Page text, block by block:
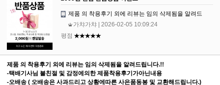
제품 의 착용후기 외에 리뷰는 임의 삭제됨을 알려드
가챠가챠 | 2026-02-05 10:09:24
평점 ★★★★★
제품 의 착용후기 외에 리뷰는 임의 삭제됨을 알려드립니다.!!
-택배기사님 불친절 및 감정에의한 제품착용후기가아닌내용
-오배송 ( 오배송은 사과드리고 상황에따른 사은품동봉 및 교환해드립니다.)